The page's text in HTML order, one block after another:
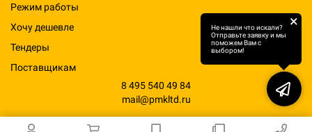
Режим работы
Хочу дешевле
Тендеры
Поставщикам
8 495 540 49 84
mail@pmkltd.ru
Не нашли что искали?
Отправьте заявку и мы
поможем Вам с
выбором!
×